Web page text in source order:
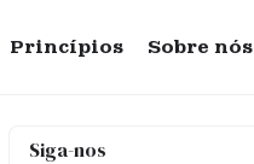
Princípios Sobre nós
Siga-nos